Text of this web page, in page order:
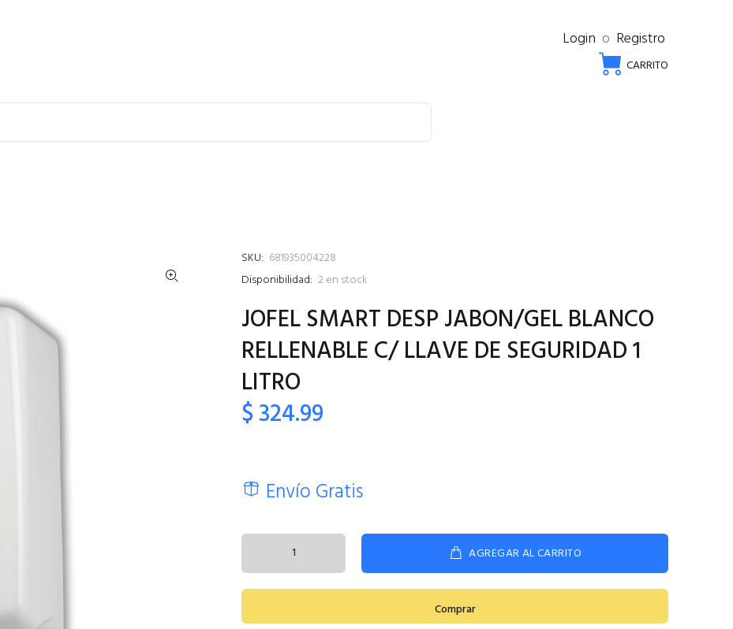
Login o Registro
CARRITO
SKU: 681935004228
Disponibilidad: 2 en stock
JOFEL SMART DESP JABON/GEL BLANCO
RELLENABLE C/ LLAVE DE SEGURIDAD 1
LITRO
$ 324.99
Envío Gratis
AGREGAR AL CARRITO
Comprar